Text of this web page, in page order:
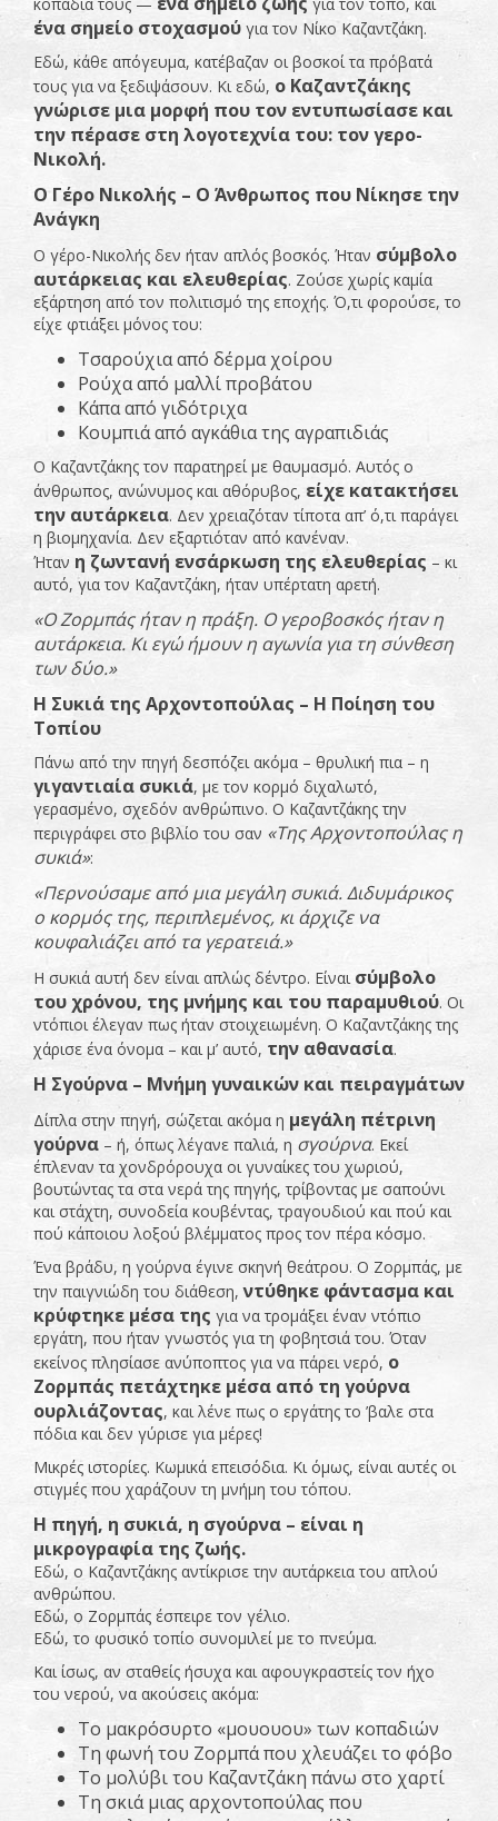
ένα σημείο στοχασμού για τον Νίκο Καζαντζάκη.
Εδώ, κάθε απόγευμα, κατέβαζαν οι βοσκοί τα πρόβατά
τους για να ξεδιψάσουν. Κι εδώ, ο Καζαντζάκης
γνώρισε μια μορφή που τον εντυπωσίασε και
την πέρασε στη λογοτεχνία του: τον γερο-
Νικολή.
Ο Γέρο Νικολής – Ο Άνθρωπος που Νίκησε την
Ανάγκη
Ο γέρο-Νικολής δεν ήταν απλός βοσκός. Ήταν σύμβολο
αυτάρκειας και ελευθερίας. Ζούσε χωρίς καμία
εξάρτηση από τον πολιτισμό της εποχής. Ό,τι φορούσε, το
είχε φτιάξει μόνος του:
Τσαρούχια από δέρμα χοίρου
Ρούχα από μαλλί προβάτου
Κάπα από γιδότριχα
Κουμπιά από αγκάθια της αγραπιδιάς
Ο Καζαντζάκης τον παρατηρεί με θαυμασμό. Αυτός ο
άνθρωπος, ανώνυμος και αθόρυβος, είχε κατακτήσει
την αυτάρκεια. Δεν χρειαζόταν τίποτα απ’ ό,τι παράγει
η βιομηχανία. Δεν εξαρτιόταν από κανέναν.
Ήταν η ζωντανή ενσάρκωση της ελευθερίας – κι
αυτό, για τον Καζαντζάκη, ήταν υπέρτατη αρετή.
«Ο Ζορμπάς ήταν η πράξη. Ο γεροβοσκός ήταν η
αυτάρκεια. Κι εγώ ήμουν η αγωνία για τη σύνθεση
των δύο.»
Η Συκιά της Αρχοντοπούλας – Η Ποίηση του
Τοπίου
Πάνω από την πηγή δεσπόζει ακόμα – θρυλική πια – η
γιγαντιαία συκιά, με τον κορμό διχαλωτό,
γερασμένο, σχεδόν ανθρώπινο. Ο Καζαντζάκης την
περιγράφει στο βιβλίο του σαν «Της Αρχοντοπούλας η
συκιά»:
«Περνούσαμε από μια μεγάλη συκιά. Διδυμάρικος
ο κορμός της, περιπλεμένος, κι άρχιζε να
κουφαλιάζει από τα γερατειά.»
Η συκιά αυτή δεν είναι απλώς δέντρο. Είναι σύμβολο
του χρόνου, της μνήμης και του παραμυθιού. Οι
ντόπιοι έλεγαν πως ήταν στοιχειωμένη. Ο Καζαντζάκης της
χάρισε ένα όνομα – και μ’ αυτό, την αθανασία.
Η Σγούρνα – Μνήμη γυναικών και πειραγμάτων
Δίπλα στην πηγή, σώζεται ακόμα η μεγάλη πέτρινη
γούρνα – ή, όπως λέγανε παλιά, η σγούρνα. Εκεί
έπλεναν τα χονδρόρουχα οι γυναίκες του χωριού,
βουτώντας τα στα νερά της πηγής, τρίβοντας με σαπούνι
και στάχτη, συνοδεία κουβέντας, τραγουδιού και πού και
πού κάποιου λοξού βλέμματος προς τον πέρα κόσμο.
Ένα βράδυ, η γούρνα έγινε σκηνή θεάτρου. Ο Ζορμπάς, με
την παιγνιώδη του διάθεση,ντύθηκε φάντασμα και
κρύφτηκε μέσα της για να τρομάξει έναν ντόπιο
εργάτη, που ήταν γνωστός για τη φοβητσιά του. Όταν
εκείνος πλησίασε ανύποπτος για να πάρει νερό, ο
Ζορμπάς πετάχτηκε μέσα από τη γούρνα
ουρλιάζοντας, και λένε πως ο εργάτης το ’βαλε στα
πόδια και δεν γύρισε για μέρες!
Μικρές ιστορίες. Κωμικά επεισόδια. Κι όμως, είναι αυτές οι
στιγμές που χαράζουν τη μνήμη του τόπου.
Η πηγή, η συκιά, η σγούρνα – είναι η
μικρογραφία της ζωής.
Εδώ, ο Καζαντζάκης αντίκρισε την αυτάρκεια του απλού
ανθρώπου.
Εδώ, ο Ζορμπάς έσπειρε τον γέλιο.
Εδώ, το φυσικό τοπίο συνομιλεί με το πνεύμα.
Και ίσως, αν σταθείς ήσυχα και αφουγκραστείς τον ήχο
του νερού, να ακούσεις ακόμα:
Το μακρόσυρτο «μουουου» των κοπαδιών
Τη φωνή του Ζορμπά που χλευάζει το φόβο
Το μολύβι του Καζαντζάκη πάνω στο χαρτί
Τη σκιά μιας αρχοντοπούλας που